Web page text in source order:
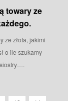
towary ze
ze złota, jakimi
o ile szukamy